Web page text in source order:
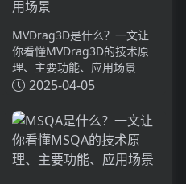
MVDrag3D是什么？一文让
你看懂MVDrag3D的技术原
理、主要功能、应用场景
2025-04-05